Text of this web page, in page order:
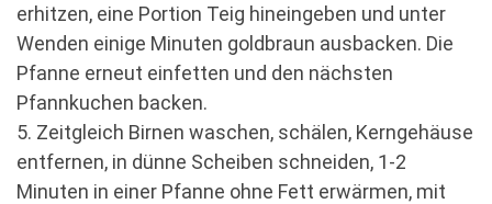
erhitzen, eine Portion Teig hineingeben und unter
Wenden einige Minuten goldbraun ausbacken. Die
Pfanne erneut einfetten und den nächsten
Pfannkuchen backen.
5. Zeitgleich Birnen waschen, schälen, Kerngehäuse
entfernen, in dünne Scheiben schneiden, 1-2
Minuten in einer Pfanne ohne Fett erwärmen, mit